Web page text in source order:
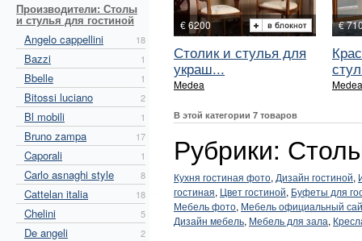
Производители: Столы
и стулья для гостиной
Angelo cappellini
18
Bazzi 1
Bbelle 1
Bitossi luciano 2
Bl mobili 1
Bruno zampa 17
Caporali 1
Carlo asnaghi style 8
Cattelan italia 18
Chelini 5
De angeli 2
€ 6200
Столик и стулья для
украш...
Medea
€
Medea
В этой категории 7 товаров
Рубрики:
Кухня гостиная фото, Дизайн гостиной,
гостиная, Цвет гостиной, Буфеты для
Мебель фото, Мебель официальный
Дизайн мебель, Мебель для зала,